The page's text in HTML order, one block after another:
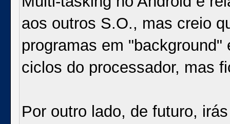
aos outros S.O., mas creio
programas em
ciclos do processador, mas
Por outro lado, de futuro,